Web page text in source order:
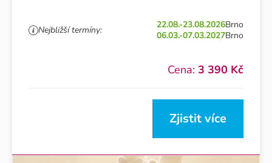
Nejbližší termíny: 22.08.-23.08.2026Brno
06.03.-07.03.2027Brno
Cena: 3 390 Kč
Zjistit více